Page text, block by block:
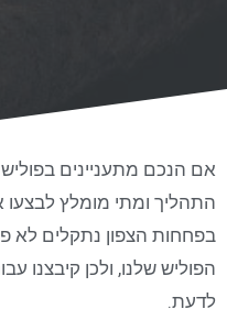
אם הנכם מתעניינים
התהליך ומתי מומלץ לבצעו
בפחחות הצפון נתקלים לא
הפוליש שלנו, ולכן קיבצנו
לדעת.